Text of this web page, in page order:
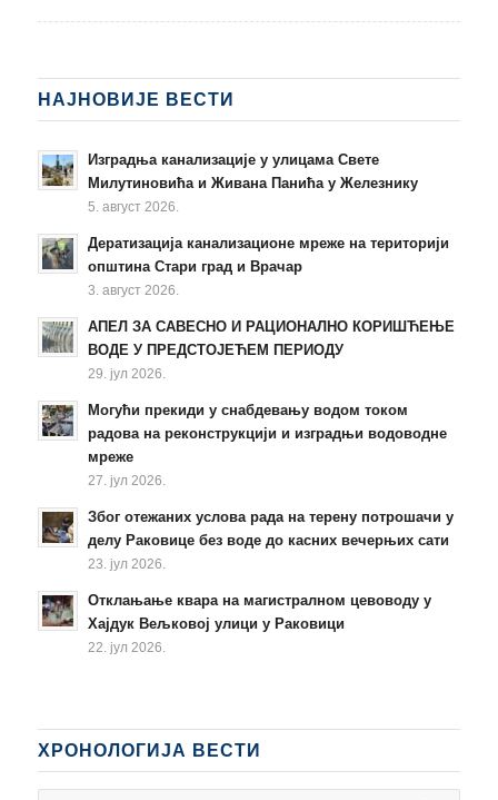
НАЈНОВИЈЕ ВЕСТИ
Изградња канализације у улицама Свете
Милутиновића и Живана Панића у Железнику
5. август 2026.
Дератизација канализационе мреже на територији
општина Стари град и Врачар
3. август 2026.
АПЕЛ ЗА САВЕСНО И РАЦИОНАЛНО КОРИШЋЕЊЕ
ВОДЕ У ПРЕДСТОЈЕЋЕМ ПЕРИОДУ
29. јул 2026.
Могући прекиди у снабдевању водом током
радова на реконструкцији и изградњи водоводне
мреже
27. јул 2026.
Због отежаних услова рада на терену потрошачи у
делу Раковице без воде до касних вечерњих сати
23. јул 2026.
Отклањање квара на магистралном цевоводу у
Хајдук Вељковој улици у Раковици
22. јул 2026.
ХРОНОЛОГИЈА ВЕСТИ